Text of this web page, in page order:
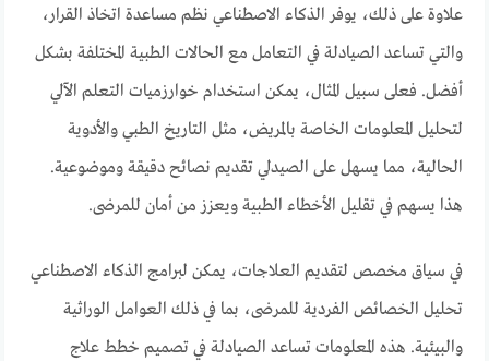
علاوة على ذلك، يوفر الذكاء الاصطناعي نظم مساعدة اتخاذ القرار،
والتي تساعد الصيادلة في التعامل مع الحالات الطبية المختلفة بشكل
أفضل. فعلى سبيل المثال، يمكن استخدام خوارزميات التعلم الآلي
لتحليل المعلومات الخاصة بالمريض، مثل التاريخ الطبي والأدوية
الحالية، مما يسهل على الصيدلي تقديم نصائح دقيقة وموضوعية.
هذا يسهم في تقليل الأخطاء الطبية ويعزز من أمان للمرضى.
في سياق مخصص لتقديم العلاجات، يمكن لبرامج الذكاء الاصطناعي
تحليل الخصائص الفردية للمرضى، بما في ذلك العوامل الوراثية
والبيئية. هذه المعلومات تساعد الصيادلة في تصميم خطط علاج